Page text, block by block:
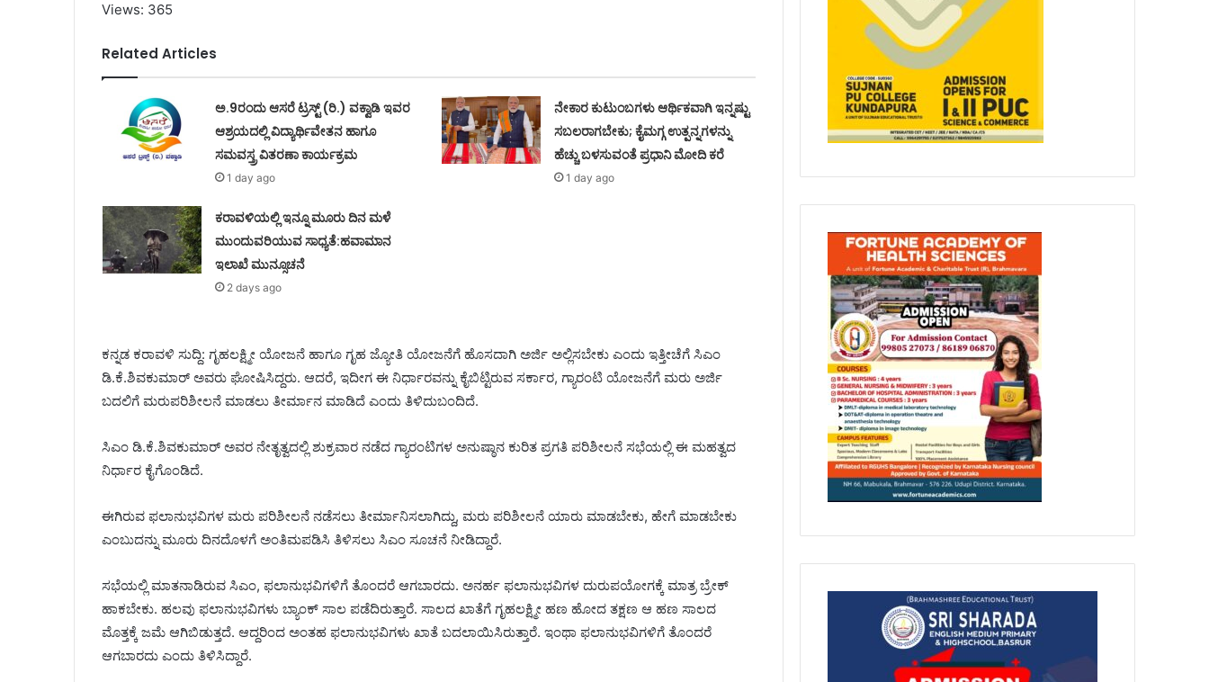
Views: 365
Related Articles
ಅ.9ರಂದು ಆಸರೆ ಟ್ರಸ್ಟ್ (ರಿ.) ವಕ್ವಾಡಿ ಇವರ
ಆಶ್ರಯದಲ್ಲಿ ವಿದ್ಯಾರ್ಥಿವೇತನ ಹಾಗೂ
ಸಮವಸ್ತ್ರ ವಿತರಣಾ ಕಾರ್ಯಕ್ರಮ
1 day ago
ನೇಕಾರ ಕುಟುಂಬಗಳು ಆರ್ಥಿಕವಾಗಿ ಇನ್ನಷ್ಟು
ಸಬಲರಾಗಬೇಕು; ಕೈಮಗ್ಗ ಉತ್ಪನ್ನಗಳನ್ನು
ಹೆಚ್ಚು ಬಳಸುವಂತೆ ಪ್ರಧಾನಿ ಮೋದಿ ಕರೆ
1 day ago
ಕರಾವಳಿಯಲ್ಲಿ ಇನ್ನೂ ಮೂರು ದಿನ ಮಳೆ
ಮುಂದುವರಿಯುವ ಸಾಧ್ಯತೆ:ಹವಾಮಾನ
ಇಲಾಖೆ ಮುನ್ಸೂಚನೆ
2 days ago
ಕನ್ನಡ ಕರಾವಳಿ ಸುದ್ದಿ: ಗೃಹಲಕ್ಷ್ಮೀ ಯೋಜನೆ ಹಾಗೂ ಗೃಹ ಜ್ಯೋತಿ ಯೋಜನೆಗೆ ಹೊಸದಾಗಿ ಅರ್ಜಿ ಅಲ್ಲಿಸಬೇಕು ಎಂದು ಇತ್ತೀಚೆಗೆ ಸಿಎಂ
ಡಿ.ಕೆ.ಶಿವಕುಮಾರ್‌ ಅವರು ಘೋಷಿಸಿದ್ದರು. ಆದರೆ, ಇದೀಗ ಈ ನಿರ್ಧಾರವನ್ನು ಕೈಬಿಟ್ಟಿರುವ ಸರ್ಕಾರ, ಗ್ಯಾರಂಟಿ ಯೋಜನೆಗೆ ಮರು ಅರ್ಜಿ
ಬದಲಿಗೆ ಮರುಪರಿಶೀಲನೆ ಮಾಡಲು ತೀರ್ಮಾನ ಮಾಡಿದೆ ಎಂದು ತಿಳಿದುಬಂದಿದೆ.
ಸಿಎಂ ಡಿ.ಕೆ.ಶಿವಕುಮಾರ್‌ ಅವರ ನೇತೃತ್ವದಲ್ಲಿ ಶುಕ್ರವಾರ ನಡೆದ ಗ್ಯಾರಂಟಿಗಳ ಅನುಷ್ಠಾನ ಕುರಿತ ಪ್ರಗತಿ ಪರಿಶೀಲನೆ ಸಭೆಯಲ್ಲಿ ಈ ಮಹತ್ವದ
ನಿರ್ಧಾರ ಕೈಗೊಂಡಿದೆ.
ಈಗಿರುವ ಫಲಾನುಭವಿಗಳ ಮರು ಪರಿಶೀಲನೆ ನಡೆಸಲು ತೀರ್ಮಾನಿಸಲಾಗಿದ್ದು, ಮರು ಪರಿಶೀಲನೆ ಯಾರು ಮಾಡಬೇಕು, ಹೇಗೆ ಮಾಡಬೇಕು
ಎಂಬುದನ್ನು ಮೂರು ದಿನದೊಳಗೆ ಅಂತಿಮಪಡಿಸಿ ತಿಳಿಸಲು ಸಿಎಂ ಸೂಚನೆ ನೀಡಿದ್ದಾರೆ.
ಸಭೆಯಲ್ಲಿ ಮಾತನಾಡಿರುವ ಸಿಎಂ, ಫಲಾನುಭವಿಗಳಿಗೆ ತೊಂದರೆ ಆಗಬಾರದು. ಅನರ್ಹ ಫಲಾನುಭವಿಗಳ ದುರುಪಯೋಗಕ್ಕೆ ಮಾತ್ರ ಬ್ರೇಕ್
ಹಾಕಬೇಕು. ಹಲವು ಫಲಾನುಭವಿಗಳು ಬ್ಯಾಂಕ್ ಸಾಲ ಪಡೆದಿರುತ್ತಾರೆ. ಸಾಲದ ಖಾತೆಗೆ ಗೃಹಲಕ್ಷ್ಮೀ ಹಣ ಹೋದ ತಕ್ಷಣ ಆ ಹಣ ಸಾಲದ
ಮೊತ್ತಕ್ಕೆ ಜಮೆ ಆಗಿಬಿಡುತ್ತದೆ. ಆದ್ದರಿಂದ ಅಂತಹ ಫಲಾನುಭವಿಗಳು ಖಾತೆ ಬದಲಾಯಿಸಿರುತ್ತಾರೆ. ಇಂಥಾ ಫಲಾನುಭವಿಗಳಿಗೆ ತೊಂದರೆ
ಆಗಬಾರದು ಎಂದು ತಿಳಿಸಿದ್ದಾರೆ.